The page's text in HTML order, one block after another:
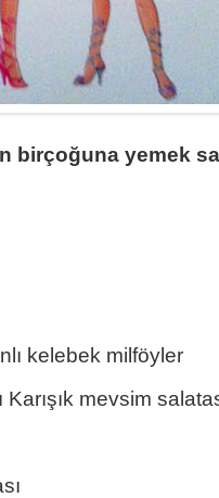
birçoğuna yemek
kelebek milföyler
mevsim